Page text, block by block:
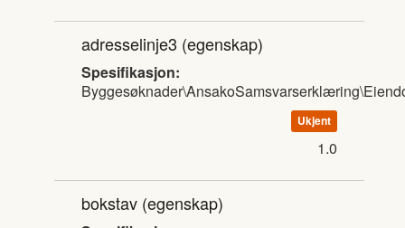
adresselinje3 (egenskap)
Spesifikasjon:
Ukjent
1.0
bokstav (egenskap)